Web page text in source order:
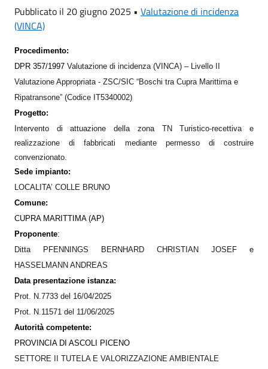
Pubblicato il 20 giugno 2025 • Valutazione di incidenza
(VINCA)
Procedimento:
DPR 357/1997 Valutazione di incidenza (VINCA) – Livello II
Valutazione Appropriata - ZSC/SIC “Boschi tra Cupra Marittima e
Ripatransone” (Codice IT5340002)
Progetto:
Intervento di attuazione della zona TN Turistico-recettiva e
realizzazione di fabbricati mediante permesso di costruire
convenzionato.
Sede impianto:
LOCALITA’ COLLE BRUNO
Comune:
CUPRA MARITTIMA (AP)
Proponente:
Ditta PFENNINGS BERNHARD CHRISTIAN JOSEF e
HASSELMANN ANDREAS
Data presentazione istanza:
Prot. N.7733 del 16/04/2025
Prot. N.11571 del 11/06/2025
Autorità competente:
PROVINCIA DI ASCOLI PICENO
SETTORE II TUTELA E VALORIZZAZIONE AMBIENTALE